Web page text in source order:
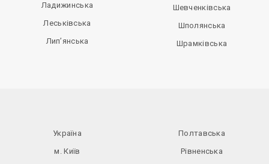
Ладижинська
Леськівська
Лип’янська
Шевченківська
Шполянська
Шрамківська
Україна
м. Київ
Полтавська
Рівненська